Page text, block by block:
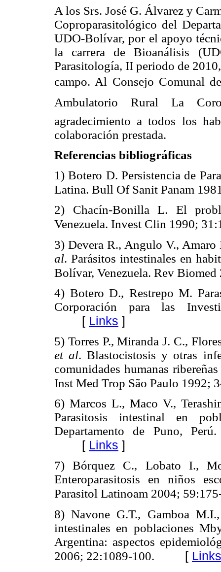
A los Srs. José G. Álvarez y
Coproparasitológico del
UDO-Bolívar, por el apoyo
la carrera de Bioanálisis
Parasitología, II periodo de
campo. Al Consejo Comunal
Ambulatorio Rural La
agradecimiento a todos los
colaboración prestada.
Referencias bibliográficas
1) Botero D. Persistencia de
Latina. Bull Of Sanit Panam
2) Chacín-Bonilla L. El
Venezuela. Invest Clin 1990;
3) Devera R., Angulo V.,
al. Parásitos intestinales en
Bolívar, Venezuela. Rev
4) Botero D., Restrepo M.
Corporación para las
[ Links ]
5) Torres P., Miranda J. C.,
et al. Blastocistosis y otras
comunidades humanas
Inst Med Trop São Paulo 1992;
6) Marcos L., Maco V.,
Parasitosis intestinal en
Departamento de Puno,
[ Links ]
7) Bórquez C., Lobato I.,
Enteroparasitosis en niños
Parasitol Latinoam 2004;
8) Navone G.T., Gamboa
intestinales en poblaciones
Argentina: aspectos
2006; 22:1089-100.
[ Links